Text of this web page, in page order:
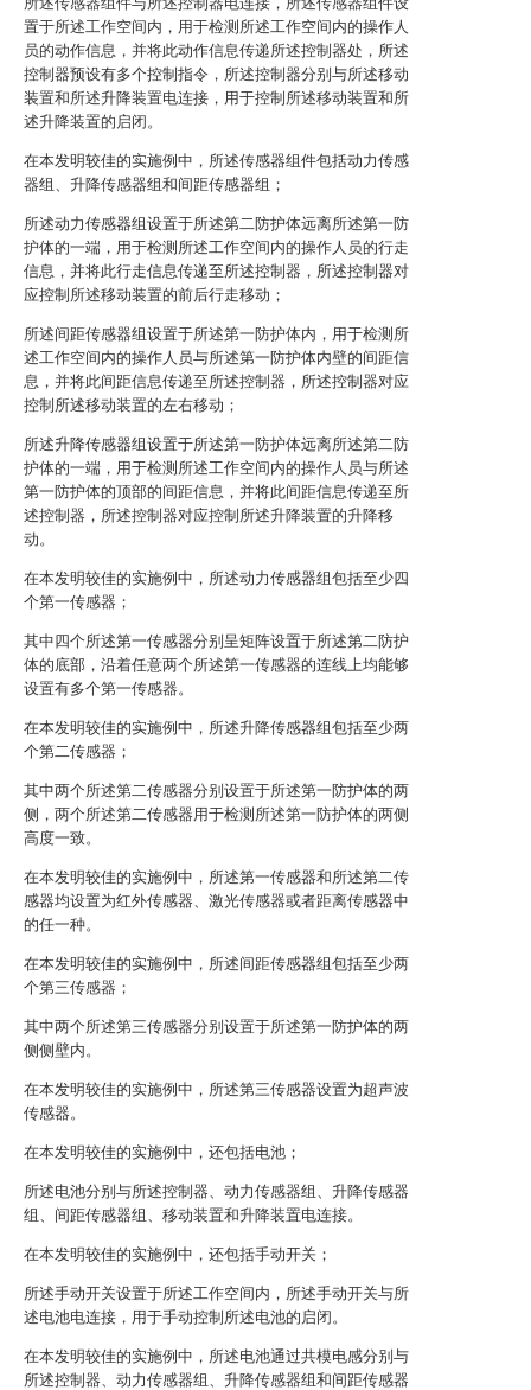
置于所述工作空间内，用于检测所述工作空间内的操作人
员的动作信息，并将此动作信息传递所述控制器处，所述
控制器预设有多个控制指令，所述控制器分别与所述移动
装置和所述升降装置电连接，用于控制所述移动装置和所
述升降装置的启闭。
在本发明较佳的实施例中，所述传感器组件包括动力传感
器组、升降传感器组和间距传感器组；
所述动力传感器组设置于所述第二防护体远离所述第一防
护体的一端，用于检测所述工作空间内的操作人员的行走
信息，并将此行走信息传递至所述控制器，所述控制器对
应控制所述移动装置的前后行走移动；
所述间距传感器组设置于所述第一防护体内，用于检测所
述工作空间内的操作人员与所述第一防护体内壁的间距信
息，并将此间距信息传递至所述控制器，所述控制器对应
控制所述移动装置的左右移动；
所述升降传感器组设置于所述第一防护体远离所述第二防
护体的一端，用于检测所述工作空间内的操作人员与所述
第一防护体的顶部的间距信息，并将此间距信息传递至所
述控制器，所述控制器对应控制所述升降装置的升降移
动。
在本发明较佳的实施例中，所述动力传感器组包括至少四
个第一传感器；
其中四个所述第一传感器分别呈矩阵设置于所述第二防护
体的底部，沿着任意两个所述第一传感器的连线上均能够
设置有多个第一传感器。
在本发明较佳的实施例中，所述升降传感器组包括至少两
个第二传感器；
其中两个所述第二传感器分别设置于所述第一防护体的两
侧，两个所述第二传感器用于检测所述第一防护体的两侧
高度一致。
在本发明较佳的实施例中，所述第一传感器和所述第二传
感器均设置为红外传感器、激光传感器或者距离传感器中
的任一种。
在本发明较佳的实施例中，所述间距传感器组包括至少两
个第三传感器；
其中两个所述第三传感器分别设置于所述第一防护体的两
侧侧壁内。
在本发明较佳的实施例中，所述第三传感器设置为超声波
传感器。
在本发明较佳的实施例中，还包括电池；
所述电池分别与所述控制器、动力传感器组、升降传感器
组、间距传感器组、移动装置和升降装置电连接。
在本发明较佳的实施例中，还包括手动开关；
所述手动开关设置于所述工作空间内，所述手动开关与所
述电池电连接，用于手动控制所述电池的启闭。
在本发明较佳的实施例中，所述电池通过共模电感分别与
所述控制器、动力传感器组、升降传感器组和间距传感器